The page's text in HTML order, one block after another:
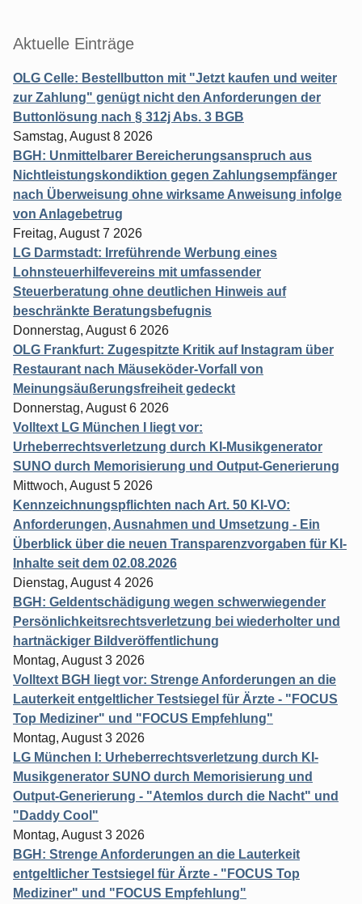
Aktuelle Einträge
OLG Celle: Bestellbutton mit "Jetzt kaufen und weiter
zur Zahlung" genügt nicht den Anforderungen der
Buttonlösung nach § 312j Abs. 3 BGB
Samstag, August 8 2026
BGH: Unmittelbarer Bereicherungsanspruch aus
Nichtleistungskondiktion gegen Zahlungsempfänger
nach Überweisung ohne wirksame Anweisung infolge
von Anlagebetrug
Freitag, August 7 2026
LG Darmstadt: Irreführende Werbung eines
Lohnsteuerhilfevereins mit umfassender
Steuerberatung ohne deutlichen Hinweis auf
beschränkte Beratungsbefugnis
Donnerstag, August 6 2026
OLG Frankfurt: Zugespitzte Kritik auf Instagram über
Restaurant nach Mäuseköder-Vorfall von
Meinungsäußerungsfreiheit gedeckt
Donnerstag, August 6 2026
Volltext LG München I liegt vor:
Urheberrechtsverletzung durch KI-Musikgenerator
SUNO durch Memorisierung und Output-Generierung
Mittwoch, August 5 2026
Kennzeichnungspflichten nach Art. 50 KI-VO:
Anforderungen, Ausnahmen und Umsetzung - Ein
Überblick über die neuen Transparenzvorgaben für KI-
Inhalte seit dem 02.08.2026
Dienstag, August 4 2026
BGH: Geldentschädigung wegen schwerwiegender
Persönlichkeitsrechtsverletzung bei wiederholter und
hartnäckiger Bildveröffentlichung
Montag, August 3 2026
Volltext BGH liegt vor: Strenge Anforderungen an die
Lauterkeit entgeltlicher Testsiegel für Ärzte - "FOCUS
Top Mediziner" und "FOCUS Empfehlung"
Montag, August 3 2026
LG München I: Urheberrechtsverletzung durch KI-
Musikgenerator SUNO durch Memorisierung und
Output-Generierung - "Atemlos durch die Nacht" und
"Daddy Cool"
Montag, August 3 2026
BGH: Strenge Anforderungen an die Lauterkeit
entgeltlicher Testsiegel für Ärzte - "FOCUS Top
Mediziner" und "FOCUS Empfehlung"